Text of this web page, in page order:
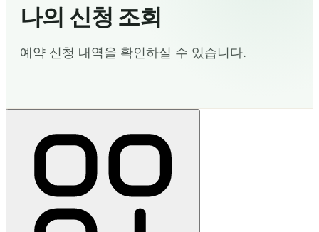
나의 신청 조회
예약 신청 내역을 확인하실 수 있습니다.